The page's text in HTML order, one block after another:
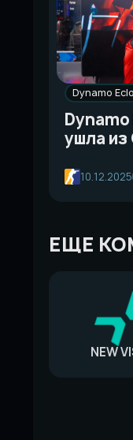
Dynamo
ушла из
10.12.2025
ЕЩЕ
NEW